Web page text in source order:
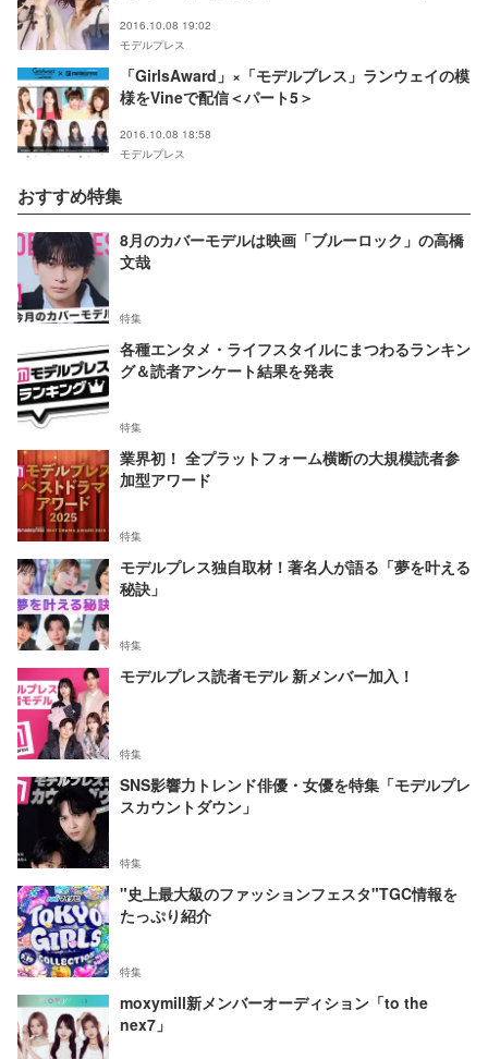
2016.10.08 19:02
モデルプレス
「GirlsAward」×「モデルプレス」ランウェイの模
様をVineで配信＜パート5＞
2016.10.08 18:58
モデルプレス
おすすめ特集
8月のカバーモデルは映画「ブルーロック」の高橋
文哉
特集
各種エンタメ・ライフスタイルにまつわるランキン
グ＆読者アンケート結果を発表
特集
業界初！ 全プラットフォーム横断の大規模読者参
加型アワード
特集
モデルプレス独自取材！著名人が語る「夢を叶える
秘訣」
特集
モデルプレス読者モデル 新メンバー加入！
特集
SNS影響力トレンド俳優・女優を特集「モデルプレ
スカウントダウン」
特集
"史上最大級のファッションフェスタ"TGC情報を
たっぷり紹介
特集
moxymill新メンバーオーディション「to the
nex7」